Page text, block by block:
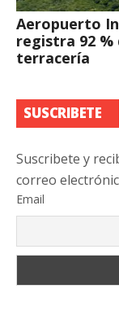
Aeropuerto
registra 92 %
terracería
SUSCRIBETE
Suscribete y
correo
Email